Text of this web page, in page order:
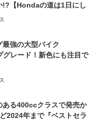
!?【Hondaの道は1日にし
①第一印象 編】
強の大型バイク
グレード！新色にも注目で
ある400ccクラスで発売か
2024年まで『ベストセラ